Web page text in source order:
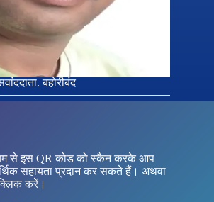
बहोरीबंद
से इस QR कोड को स्कैन करके आप
सहायता प्रदान कर सकते हैं। अथवा
करें।